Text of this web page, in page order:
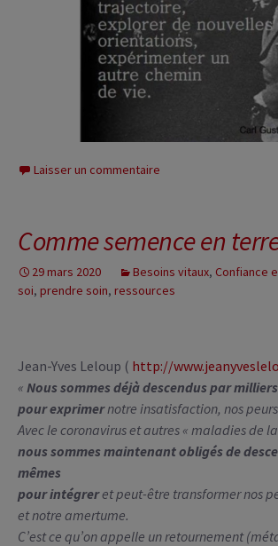
Laisser un commentaire
Comme semence en
29 mars 2020 Besoins vitaux, Confiance
soi, prendre soin, ressources
Jean-Yves Leloup ( http://
« Nous sommes déjà descendus par
pour exprimernotre insatisfaction, nos
Avec le coronavirus et autres « maladies de
nous sommes maintenant obligés de
mêmes
pour intégreret peut-être transformer nos
et notre amertume.
C’est ce qu’on appelle un retournement